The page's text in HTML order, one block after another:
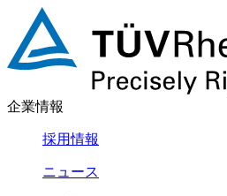
企業情報
採用情報
ニュース